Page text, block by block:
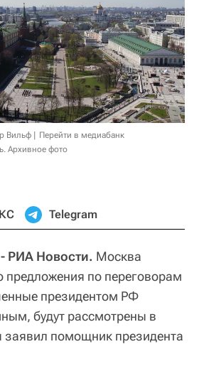
Вильф
Перейти в медиабанк
Архивное фото
Telegram
РИА Новости. Москва
предложения по переговорам
президентом РФ
будут рассмотрены в
помощник президента